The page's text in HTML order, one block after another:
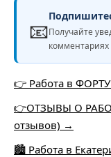
📧Получайте
комментариях
👉 Работа в
👉ОТЗЫВЫ О
отзывов) →
🏙️ Работа в